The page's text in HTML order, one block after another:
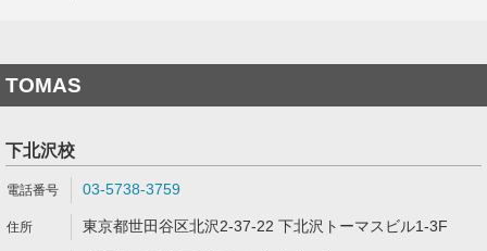
TOMAS
下北沢校
03-5738-3759
東京都世田谷区北沢2-37-22 下北沢トーマスビル1-3F